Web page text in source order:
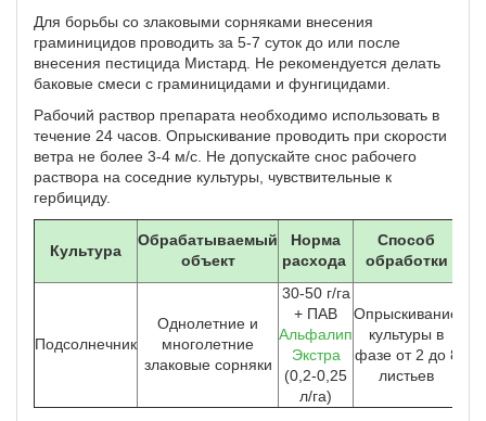
Для борьбы со злаковыми сорняками внесения
граминицидов проводить за 5-7 суток до или после
внесения пестицида Мистард. Не рекомендуется делать
баковые смеси с граминицидами и фунгицидами.
Рабочий раствор препарата необходимо использовать в
течение 24 часов. Опрыскивание проводить при скорости
ветра не более 3-4 м/с. Не допускайте снос рабочего
раствора на соседние культуры, чувствительные к
гербициду.
Культура
Обрабатываемый
объект
Норма
расхода
Способ
обработки
Подсолнечник
Однолетние и
многолетние
злаковые сорняки
30-50 г/га
+ ПАВ
Альфалип
Экстра
(0,2-0,25
л/га)
Опрыскивание
культуры в
фазе от 2 до 8
листьев